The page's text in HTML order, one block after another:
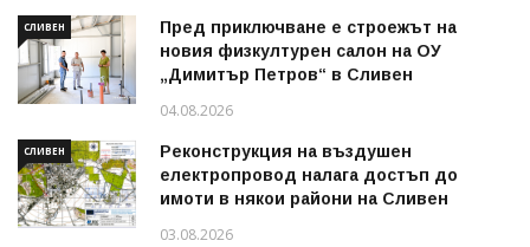
СЛИВЕН
Пред приключване е строежът на
новия физкултурен салон на ОУ
„Димитър Петров“ в Сливен
04.08.2026
СЛИВЕН
Реконструкция на въздушен
електропровод налага достъп до
имоти в някои райони на Сливен
03.08.2026